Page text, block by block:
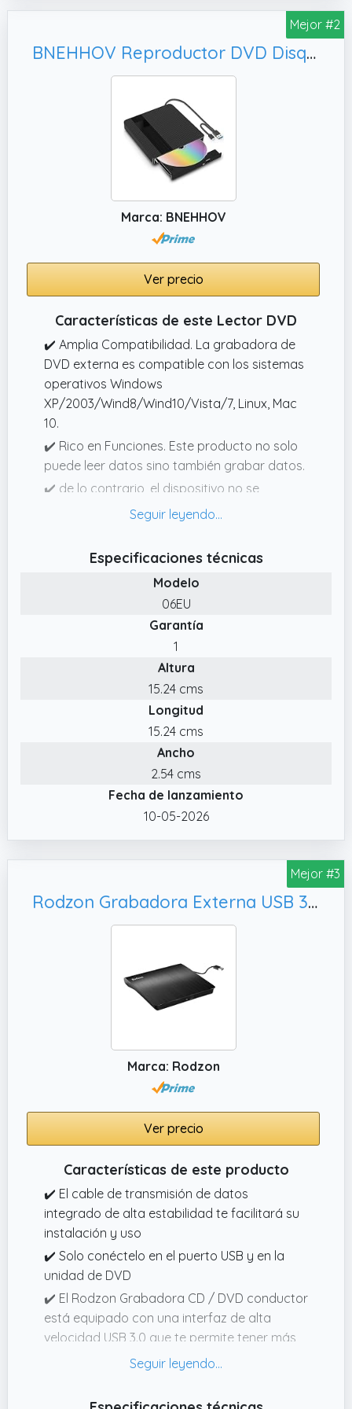
veces, la velocidad máxima de grabación de
CD es 8 veces.
✔️ Amplia compatibilidad la unidad de CD de
DVD emergente está disponible para
Windows XP / vista / 7 / 8 / 10, todas las
versiones de Mac OS. Está diseñado para
computadoras de escritorio de Apple HP dell
Lenovo y otros productos, superbooks,
netbooks, laptops y hardware sin conductor
Mejor #2
BNEHHOV Reproductor DVD Disquetera Externa USB Lector CD Externo Externa Portátil USB 3.0 Tipo C Unidad de CD Externa Plug and Play Ruido Bajo Externa Drive para Mac Windows PC Portátil (04ES)
Marca: BNEHHOV
Ver precio
Características de este Lector DVD
✔️ Amplia Compatibilidad. La grabadora de
DVD externa es compatible con los sistemas
operativos Windows
XP/2003/Wind8/Wind10/Vista/7, Linux, Mac
10.
✔️ Rico en Funciones. Este producto no solo
puede leer datos sino también grabar datos.
✔️ de lo contrario, el dispositivo no se
Velocidad. La unidad de CD externa está
equipada con una interfaz USB 3.0 y una
interfaz tipo C, que pueden satisfacer sus
diferentes necesidades de interfaz USB.
✔️ Unidad de CD/DVD de Rendimiento Sólido.
Este producto cuenta con un cable de datos
de 24 cm 27 cm de longitud, fabricado con
trenzado de cobre puro que ofrece una
excelente capacidad antiinterferencias,
transmisión silenciosa y alta durabilidad.
Especificaciones técnicas
Modelo
06EU
Garantía
1
Altura
15.24 cms
Longitud
15.24 cms
Ancho
2.54 cms
Fecha de lanzamiento
10-05-2026
Mejor #3
Rodzon Grabadora Externa USB 3.0, Unidades Portátil CD/DVD /-RW/ROM Estable con Lector/Quemador/Re - Quemador para Win 10/8 / 7 / XP/Vista/Linux/Mac OS
Marca: Rodzon
Ver precio
Características de este producto
✔️ El cable de transmisión de datos
integrado de alta estabilidad te facilitará su
instalación y uso
✔️ Solo conéctelo en el puerto USB y en la
unidad de DVD
✔️ El Rodzon Grabadora CD / DVD conductor
está equipado con una interfaz de alta
velocidad USB 3.0 que te permite tener más
rápido la velocidad de transmisión de datos
✔️ No para coche/tv o bluray